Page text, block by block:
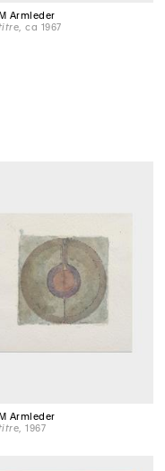
Armleder
, ca 1967
Armleder
, 1967